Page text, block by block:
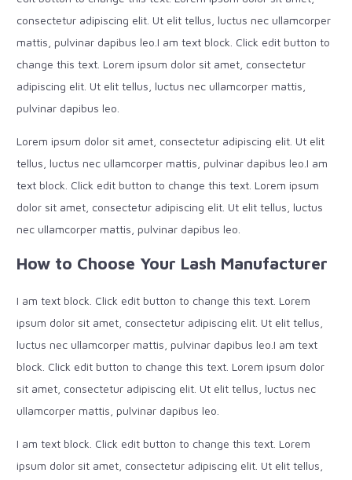
consectetur adipiscing elit. Ut elit tellus, luctus nec ullamcorper
mattis, pulvinar dapibus leo.I am text block. Click edit button to
change this text. Lorem ipsum dolor sit amet, consectetur
adipiscing elit. Ut elit tellus, luctus nec ullamcorper mattis,
pulvinar dapibus leo.
Lorem ipsum dolor sit amet, consectetur adipiscing elit. Ut elit
tellus, luctus nec ullamcorper mattis, pulvinar dapibus leo.I am
text block. Click edit button to change this text. Lorem ipsum
dolor sit amet, consectetur adipiscing elit. Ut elit tellus, luctus
nec ullamcorper mattis, pulvinar dapibus leo.
How to Choose Your Lash Manufacturer
I am text block. Click edit button to change this text. Lorem
ipsum dolor sit amet, consectetur adipiscing elit. Ut elit tellus,
luctus nec ullamcorper mattis, pulvinar dapibus leo.I am text
block. Click edit button to change this text. Lorem ipsum dolor
sit amet, consectetur adipiscing elit. Ut elit tellus, luctus nec
ullamcorper mattis, pulvinar dapibus leo.
I am text block. Click edit button to change this text. Lorem
ipsum dolor sit amet, consectetur adipiscing elit. Ut elit tellus,